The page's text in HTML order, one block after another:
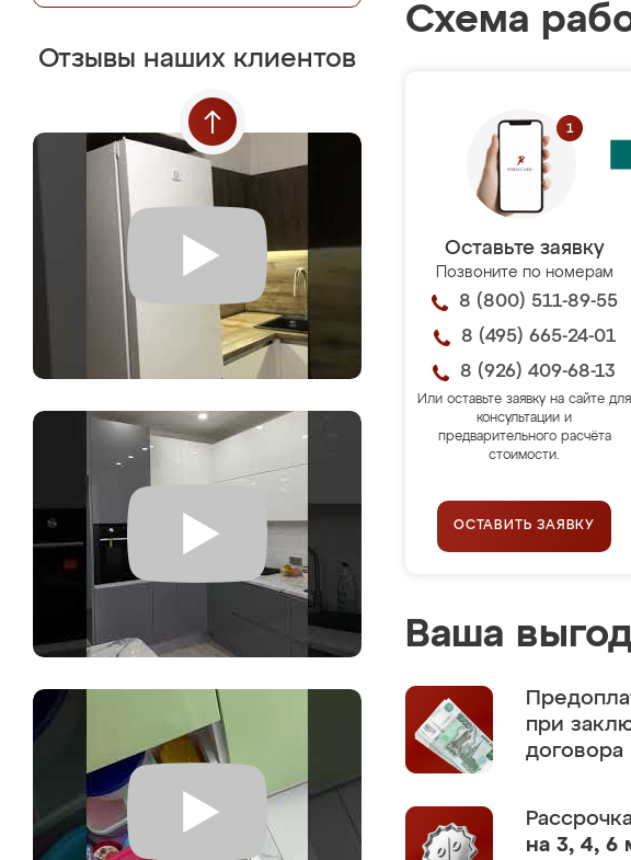
Отзывы наших клиентов
Схема
Оставьте заявку
Позвоните по номерам
8 (800) 511-89-55
8 (495) 665-24-01
8 (926) 409-68-13
Или оставьте заявку на сайте для
консультации и
предварительного расчёта
стоимости.
ОСТАВИТЬ ЗАЯВКУ
Ваша
при
договора
Рассрочка
на 3, 4, 6